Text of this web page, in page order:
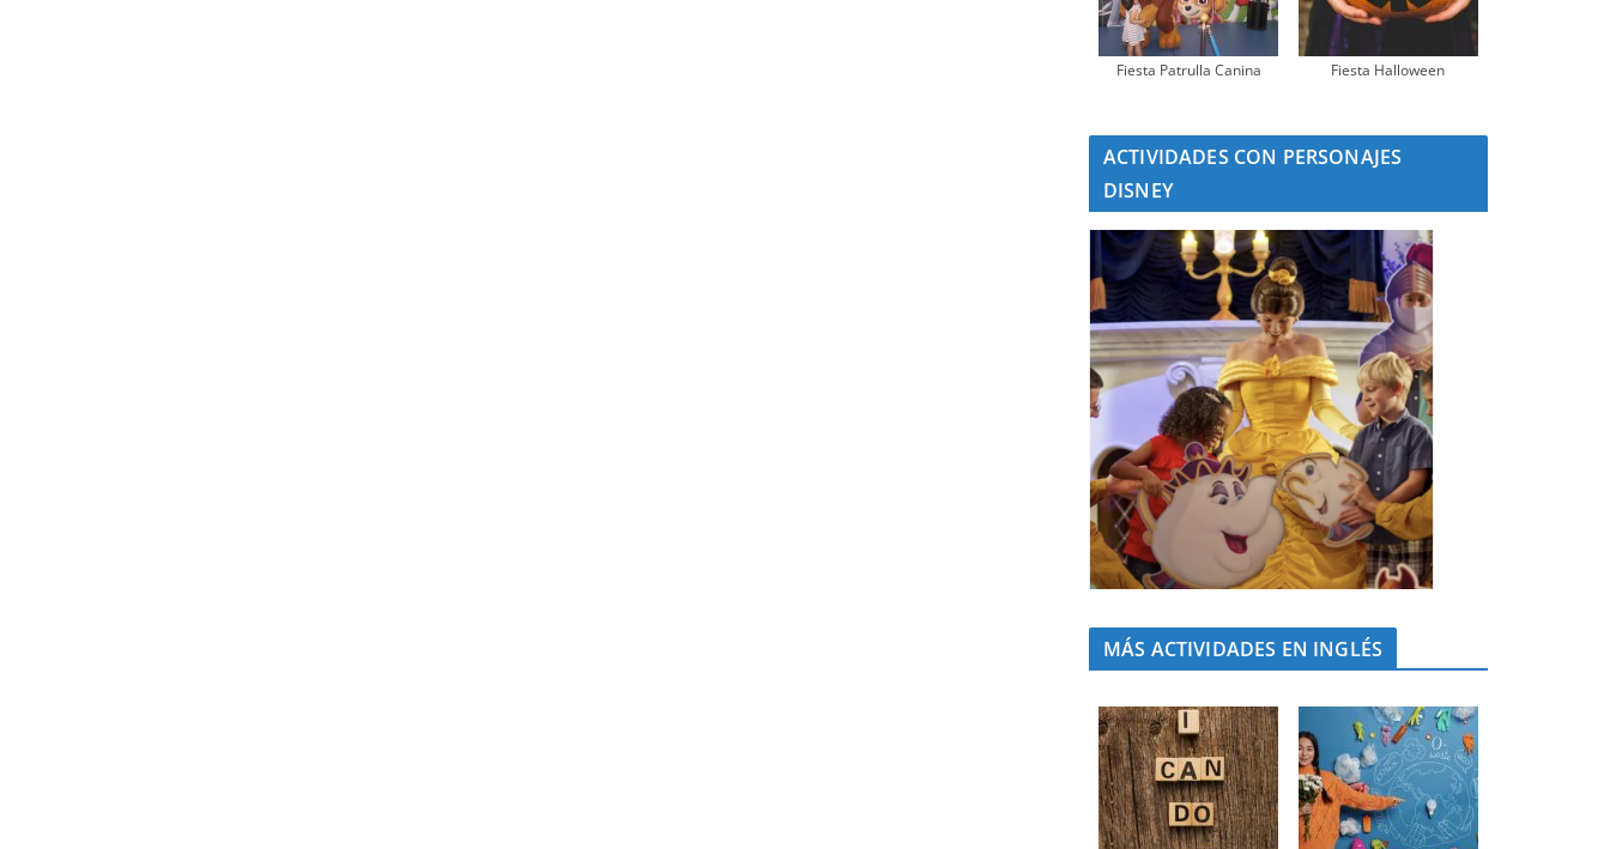
Fiesta Patrulla Canina Fiesta Halloween
ACTIVIDADES CON PERSONAJES
DISNEY
MÁS ACTIVIDADES EN INGLÉS